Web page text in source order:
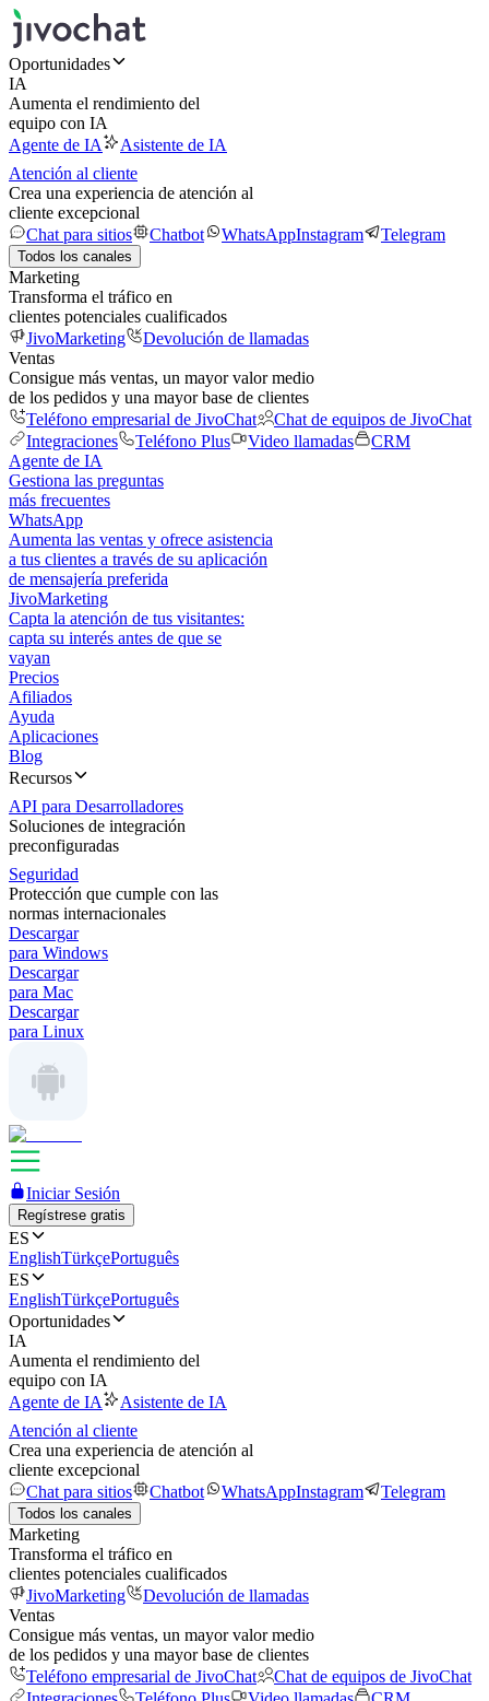
Oportunidades
IA
Aumenta el rendimiento del
equipo con IA
Agente de IA
Asistente de IA
Atención al cliente
Crea una experiencia de atención al
cliente excepcional
Chat para sitios
Chatbot WhatsAppInstagram Telegram
Todos los canales
Marketing
Transforma el tráfico en
clientes potenciales cualificados
JivoMarketing
Devolución de llamadas
Ventas
Consigue más ventas, un mayor valor medio
de los pedidos y una mayor base de clientes
Teléfono empresarial de JivoChat
Chat de equipos de JivoChat
Integraciones
Teléfono Plus Video llamadas
CRM
Agente de IA
Gestiona las preguntas
más frecuentes
WhatsApp
Aumenta las ventas y ofrece asistencia
a tus clientes a través de su aplicación
de mensajería preferida
JivoMarketing
Capta la atención de tus visitantes:
capta su interés antes de que se
vayan
Precios
Afiliados
Ayuda
Aplicaciones
Blog
Recursos
API para Desarrolladores
Soluciones de integración
preconfiguradas
Seguridad
Protección que cumple con las
normas internacionales
Descargar
para Windows
Descargar
para Mac
Descargar
para Linux
Iniciar Sesión
Regístrese gratis
ES
EnglishTürkçePortuguês
ES
EnglishTürkçePortuguês
Oportunidades
IA
Aumenta el rendimiento del
equipo con IA
Agente de IA
Asistente de IA
Atención al cliente
Crea una experiencia de atención al
cliente excepcional
Chat para sitios
Chatbot WhatsAppInstagram Telegram
Todos los canales
Marketing
Transforma el tráfico en
clientes potenciales cualificados
JivoMarketing
Devolución de llamadas
Ventas
Consigue más ventas, un mayor valor medio
de los pedidos y una mayor base de clientes
Teléfono empresarial de JivoChat
Chat de equipos de JivoChat